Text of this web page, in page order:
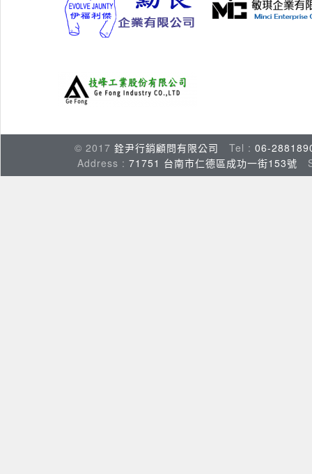
© 2017 銓尹行銷顧問有限公司 Tel : 06-
Address : 71751 台南市仁德區成功一街153號